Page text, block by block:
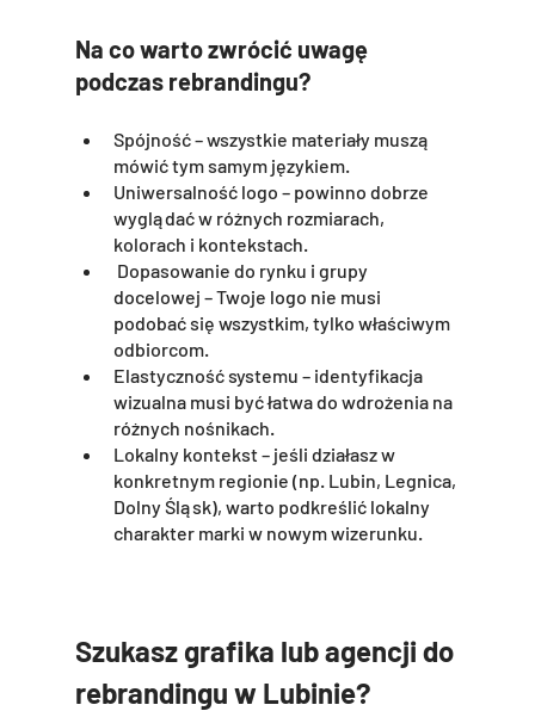
Na co warto zwrócić uwagę
podczas rebrandingu?
Spójność – wszystkie materiały muszą
mówić tym samym językiem.
Uniwersalność logo – powinno dobrze
wyglądać w różnych rozmiarach,
kolorach i kontekstach.
docelowej – Twoje logo nie musi
podobać się wszystkim, tylko właściwym
odbiorcom.
Elastyczność systemu – identyfikacja
wizualna musi być łatwa do wdrożenia na
różnych nośnikach.
Lokalny kontekst – jeśli działasz w
konkretnym regionie (np. Lubin, Legnica,
Dolny Śląsk), warto podkreślić lokalny
charakter marki w nowym wizerunku.
Szukasz grafika lub agencji do
rebrandingu w Lubinie?